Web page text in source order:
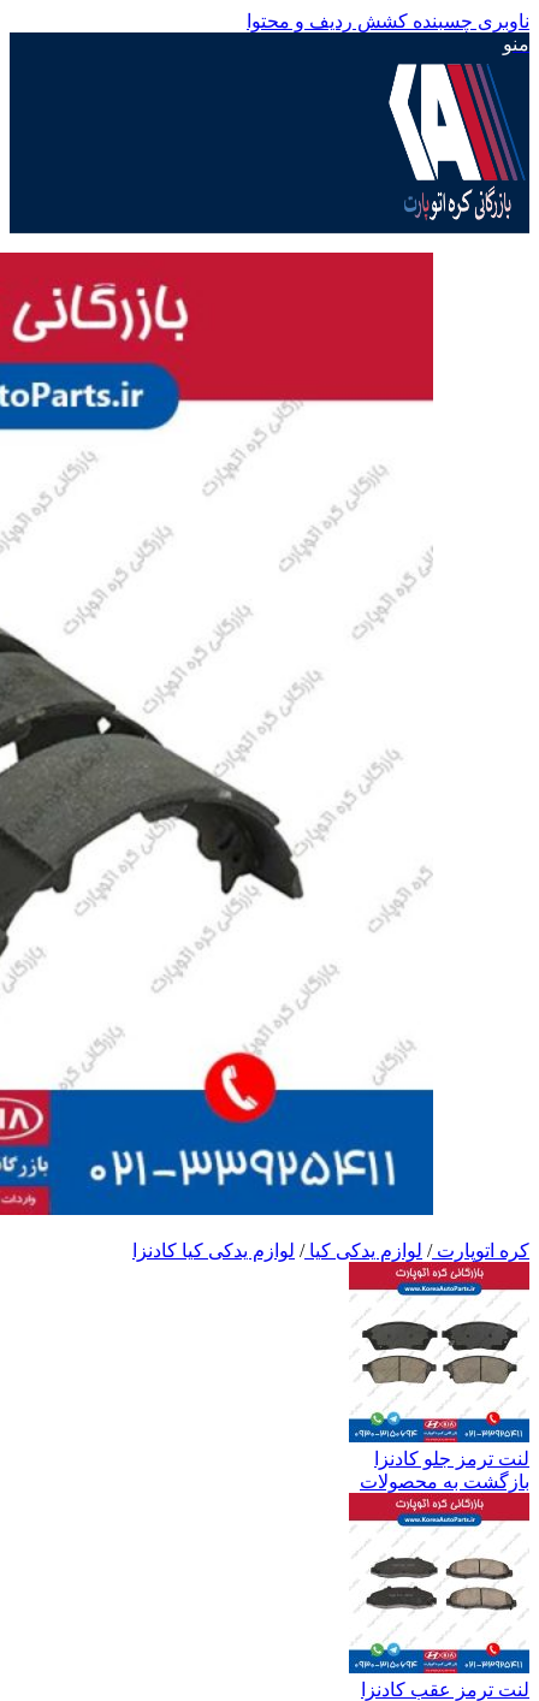
ناوبری چسبنده کشش ردیف و محتوا
منو
کره اتوپارت/ لوازم یدکی کیا/ لوازم یدکی کیا کادنزا
لنت ترمز جلو کادنزا
بازگشت به محصولات
لنت ترمز عقب کادنزا